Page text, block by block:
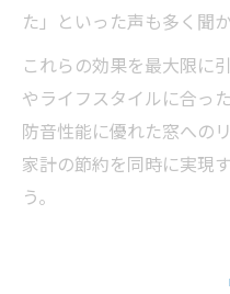
た」といった声も多く聞か
これらの効果を最大限に
やライフスタイルに合っ
防音性能に優れた窓への
家計の節約を同時に実現
う。